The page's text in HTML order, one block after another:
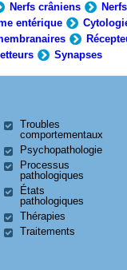
Nerfs crâniens
entérique
Synapses
Troubles
comportementaux
Psychopathologie
Processus
pathologiques
États
pathologiques
Thérapies
Traitements